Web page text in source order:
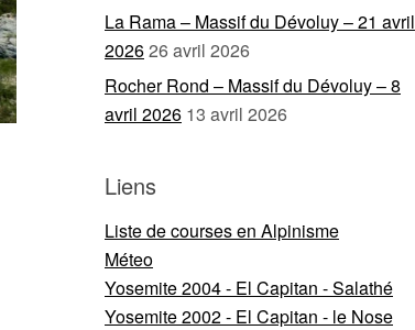
La Rama – Massif du Dévoluy – 21 avril
202626 avril 2026
Rocher Rond – Massif du Dévoluy – 8
avril 2026 13 avril 2026
Liens
Liste de courses en Alpinisme
Méteo
Yosemite 2004 - El Capitan - Salathé
Yosemite 2002 - El Capitan - le Nose